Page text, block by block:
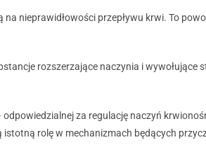
na nieprawidłowości przepływu krwi. To
rozszerzające naczynia i wywołujące
za regulację naczyń
rolę w mechanizmach będących